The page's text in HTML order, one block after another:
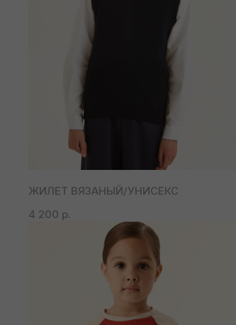
ЖИЛЕТ ВЯЗАНЫЙ/УНИСЕКС
4 200 р.